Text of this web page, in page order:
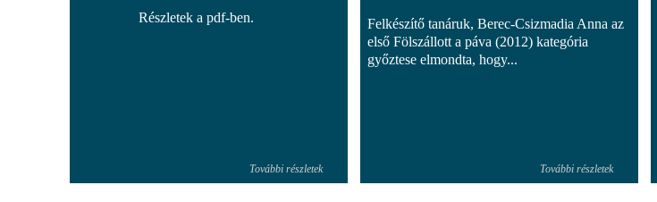
Részletek a pdf-ben.
További részletek
Felkészítő tanáruk, Berec-Csizmadia Anna az
első Fölszállott a páva (2012) kategória
győztese elmondta, hogy...
További részletek